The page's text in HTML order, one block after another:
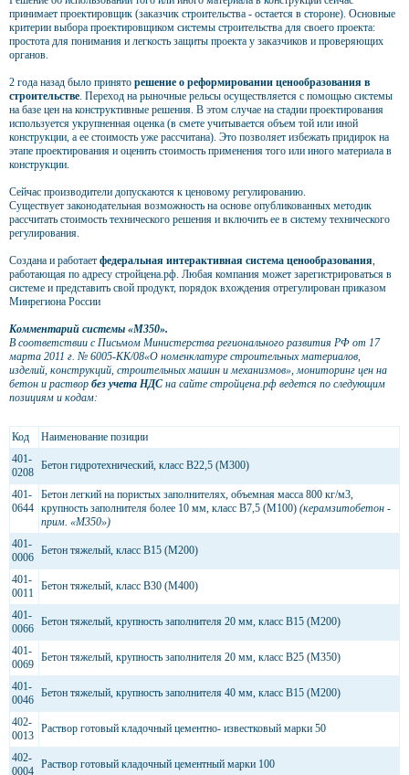
принимает проектировщик (заказчик строительства - остается в стороне). Основные
критерии выбора проектировщиком системы строительства для своего проекта:
простота для понимания и легкость защиты проекта у заказчиков и проверяющих
органов.
2 года назад было принято решение о реформировании ценообразования в
строительстве. Переход на рыночные рельсы осуществляется с помощью системы
на базе цен на конструктивные решения. В этом случае на стадии проектирования
используется укрупненная оценка (в смете учитывается объем той или иной
конструкции, а ее стоимость уже рассчитана). Это позволяет избежать придирок на
этапе проектирования и оценить стоимость применения того или иного материала в
конструкции.
Сейчас производители допускаются к ценовому регулированию.
Существует законодательная возможность на основе опубликованных методик
рассчитать стоимость технического решения и включить ее в систему технического
регулирования.
Создана и работает федеральная интерактивная система ценообразования,
работающая по адресу стройцена.рф. Любая компания может зарегистрироваться в
системе и представить свой продукт, порядок вхождения отрегулирован приказом
Минрегиона России
Комментарий системы «М350».
В соответствии с Письмом Министерства регионального развития РФ от 17
марта 2011 г. № 6005-КК/08«О номенклатуре строительных материалов,
изделий, конструкций, строительных машин и механизмов»,мониторинг цен на
бетон и раствор без учета НДС на сайте стройцена.рф ведется по следующим
позициям и кодам:
Код
Наименование позиции
401-
0208
Бетон гидротехнический, класс В22,5 (М300)
401-
0644
Бетон легкий на пористых заполнителях, объемная масса 800 кг/м3,
крупность заполнителя более 10 мм, класс В7,5 (М100) (керамзитобетон -
прим. «М350»)
401-
0006
Бетон тяжелый, класс В15 (М200)
401-
0011
Бетон тяжелый, класс В30 (М400)
401-
0066
Бетон тяжелый, крупность заполнителя 20 мм, класс В15 (М200)
401-
0069
Бетон тяжелый, крупность заполнителя 20 мм, класс В25 (М350)
401-
0046
Бетон тяжелый, крупность заполнителя 40 мм, класс В15 (М200)
402-
0013
Раствор готовый кладочный цементно- известковый марки 50
402-
0004
Раствор готовый кладочный цементный марки 100